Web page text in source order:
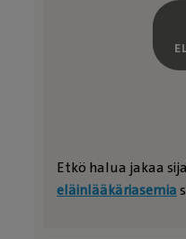
Etkö halua jakaa
eläinlääkäriasemia